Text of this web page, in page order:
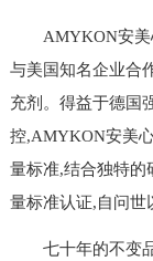
AMYKON安
与美国知名企业合
充剂。得益于德国
控,AMYKON安美
量标准,结合独特的
量标准认证,自问世
七十年的不变